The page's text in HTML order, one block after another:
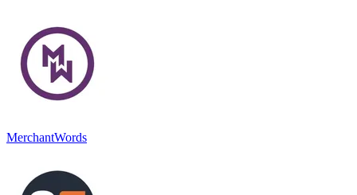
MerchantWords